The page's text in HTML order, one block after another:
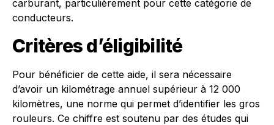
carburant, particulièrement pour cette catégorie de
conducteurs.
Critères d’éligibilité
Pour bénéficier de cette aide, il sera nécessaire
d’avoir un kilométrage annuel supérieur à 12 000
kilomètres, une norme qui permet d’identifier les gros
rouleurs. Ce chiffre est soutenu par des études qui